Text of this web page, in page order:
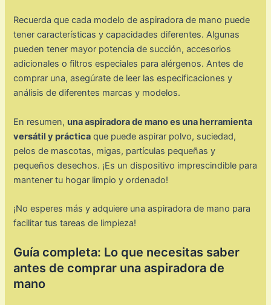
Recuerda que cada modelo de aspiradora de mano puede
tener características y capacidades diferentes. Algunas
pueden tener mayor potencia de succión, accesorios
adicionales o filtros especiales para alérgenos. Antes de
comprar una, asegúrate de leer las especificaciones y
análisis de diferentes marcas y modelos.
En resumen, una aspiradora de mano es una herramienta
versátil y práctica que puede aspirar polvo, suciedad,
pelos de mascotas, migas, partículas pequeñas y
pequeños desechos. ¡Es un dispositivo imprescindible para
mantener tu hogar limpio y ordenado!
¡No esperes más y adquiere una aspiradora de mano para
facilitar tus tareas de limpieza!
Guía completa: Lo que necesitas saber
antes de comprar una aspiradora de
mano